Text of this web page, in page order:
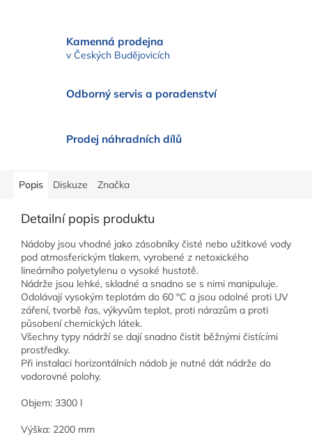
Kamenná prodejna
v Českých Budějovicích
Odborný servis a poradenství
Prodej náhradních dílů
Popis Diskuze Značka
Detailní popis produktu
Nádoby jsou vhodné jako zásobníky čisté nebo užitkové vody
pod atmosferickým tlakem, vyrobené z netoxického
lineárního polyetylenu o vysoké hustotě.
Nádrže jsou lehké, skladné a snadno se s nimi manipuluje.
Odolávají vysokým teplotám do 60 °C a jsou odolné proti UV
záření, tvorbě řas, výkyvům teplot, proti nárazům a proti
působení chemických látek.
Všechny typy nádrží se dají snadno čistit běžnými čistícími
prostředky.
Při instalaci horizontálních nádob je nutné dát nádrže do
vodorovné polohy.
Objem: 3300 l
Výška: 2200 mm